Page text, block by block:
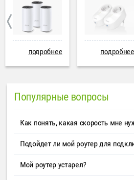
подробнее подробнее
Популярные вопросы
Как понять, какая скорость мне
Подойдет ли мой роутер для
Мой роутер устарел?